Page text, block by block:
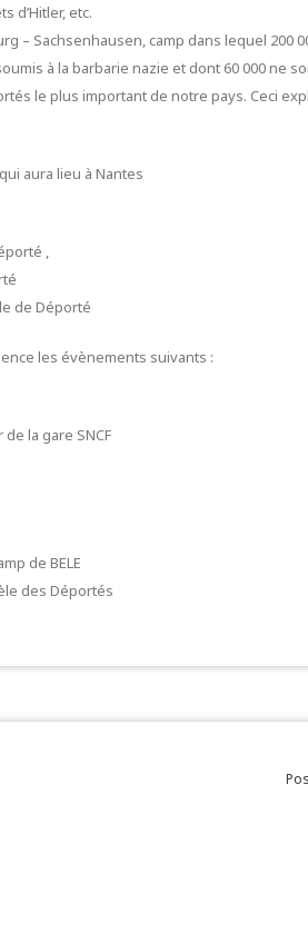
d’Hitler, etc.
– Sachsenhausen, camp dans lequel 200
à la barbarie nazie et dont 60 000 ne
le plus important de notre pays. Ceci
qui aura lieu à Nantes
,
de Déporté
les évènements suivants :
la gare SNCF
de BELE
des Déportés